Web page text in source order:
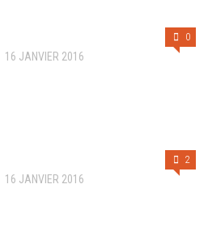
0
16 JANVIER 2016
2
16 JANVIER 2016